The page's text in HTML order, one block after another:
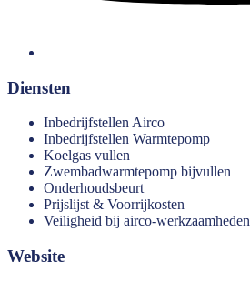
Diensten
Inbedrijfstellen Airco
Inbedrijfstellen Warmtepomp
Koelgas vullen
Zwembadwarmtepomp bijvullen
Onderhoudsbeurt
Prijslijst & Voorrijkosten
Veiligheid bij airco-werkzaamheden
Website